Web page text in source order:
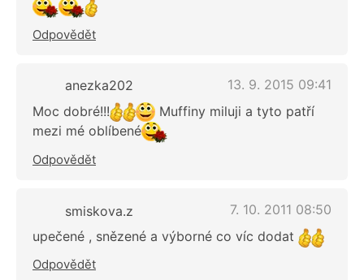
Odpovědět
anezka202
13. 9. 2015 09:41
Moc dobré!!!
Muffiny miluji a tyto patří
mezi mé oblíbené
Odpovědět
smiskova.z
7. 10. 2011 08:50
upečené , snězené a výborné co víc dodat
Odpovědět